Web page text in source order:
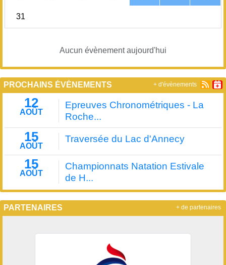
31
Aucun évènement aujourd'hui
PROCHAINS ÉVÉNEMENTS
12
AOÛT
Epreuves Chronométriques - La
Roche...
15
AOÛT
Traversée du Lac d'Annecy
15
AOÛT
Championnats Natation Estivale
de H...
+ d'évènements
PARTENAIRES + de partenaires